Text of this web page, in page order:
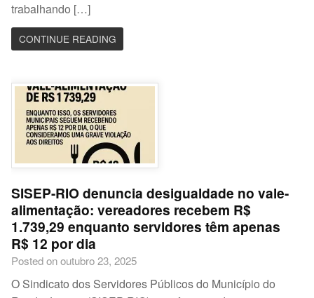
trabalhando […]
CONTINUE READING
SISEP-RIO denuncia desigualdade no vale-
alimentação: vereadores recebem R$
1.739,29 enquanto servidores têm apenas
R$ 12 por dia
Posted on outubro 23, 2025
O Sindicato dos Servidores Públicos do Município do